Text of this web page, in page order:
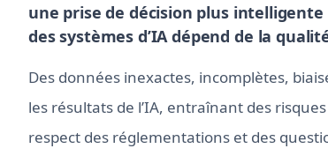
une prise de décision plus
des systèmes d’IA dépend de la
Des données inexactes, incomplètes,
les résultats de l’IA, entraînant des
respect des réglementations et des